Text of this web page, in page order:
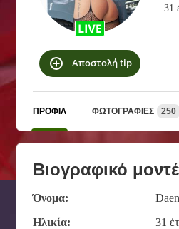
31
Αποστολή tip
ΠΡΟΦΊΛ ΦΩΤΟΓΡΑΦΊΕΣ 250
Βιογραφικό
Όνομα:
Ηλικία:
31